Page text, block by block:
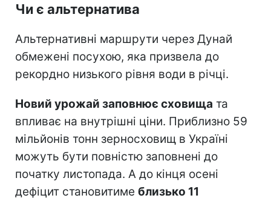
Чи є альтернатива
Альтернативні маршрути через Дунай
обмежені посухою, яка призвела до
рекордно низького рівня води в річці.
Новий урожай заповнює сховища та
впливає на внутрішні ціни. Приблизно 59
мільйонів тонн зерносховищ в Україні
можуть бути повністю заповнені до
початку листопада. А до кінця осені
дефіцит становитиме близько 11